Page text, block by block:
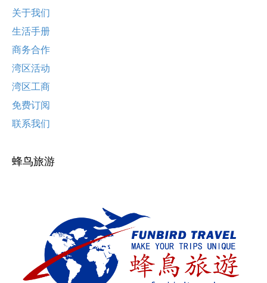
关于我们
生活手册
商务合作
湾区活动
湾区工商
免费订阅
联系我们
蜂鸟旅游